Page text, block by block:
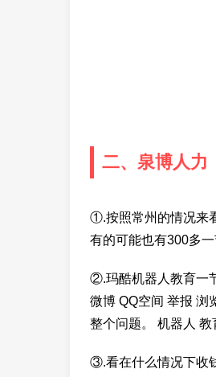
二、泉博人力
①.按照常州的情况来
有的可能也有300多一
②.玛酷机器人教育一
微博 QQ空间 举报 浏
整个问题。 机器人 教
③.看在什么情况下收